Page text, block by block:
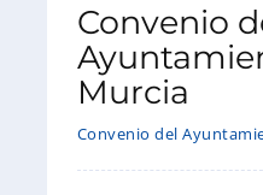
Convenio
Murcia
Convenio del